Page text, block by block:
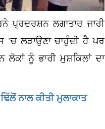
ਪ੍ਰਦਰਸ਼ਨ ਲਗਾਤਾਰ ਜਾਰੀ
'ਚ ਲੜਾਉਣਾ ਚਾਹੁੰਦੀ ਹੈ ਪਰ
ਨੂੰ ਭਾਰੀ ਮੁਸ਼ਕਿਲਾਂ ਦਾ
ਨਾਲ ਕੀਤੀ ਮੁਲਾਕਾਤ